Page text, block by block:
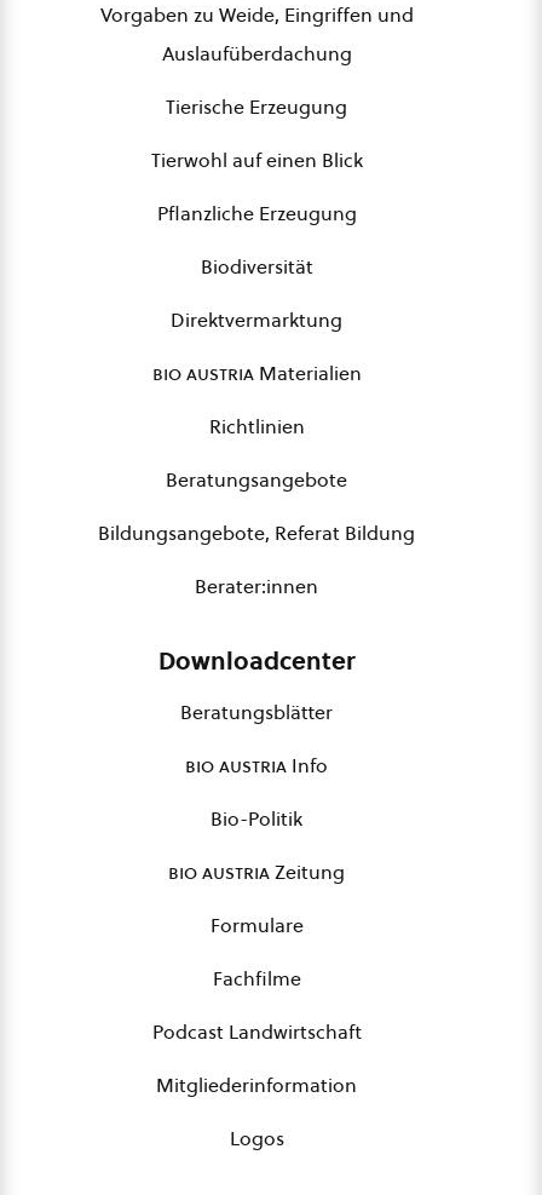
Vorgaben zu Weide, Eingriffen und
Auslaufüberdachung
Tierische Erzeugung
Tierwohl auf einen Blick
Pflanzliche Erzeugung
Biodiversität
Direktvermarktung
bio austriaMaterialien
Richtlinien
Beratungsangebote
Bildungsangebote, Referat Bildung
Berater:innen
Downloadcenter
Beratungsblätter
bio austria Info
Bio-Politik
bio austriaZeitung
Formulare
Fachfilme
Podcast Landwirtschaft
Mitgliederinformation
Logos